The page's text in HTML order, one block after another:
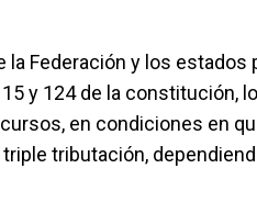
Federación y los estados
y 124 de la constitución,
en condiciones en
tributación,